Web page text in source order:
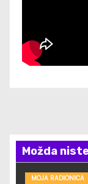
Možda
MOJA RADIONICA